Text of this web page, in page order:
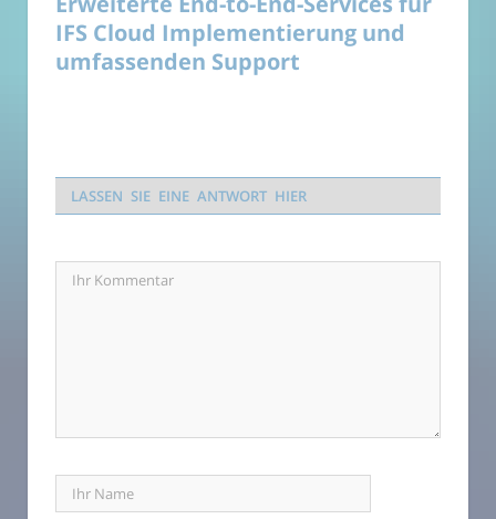
IFS Cloud Implementierung und
umfassenden Support
LASSEN SIE EINE ANTWORT HIER